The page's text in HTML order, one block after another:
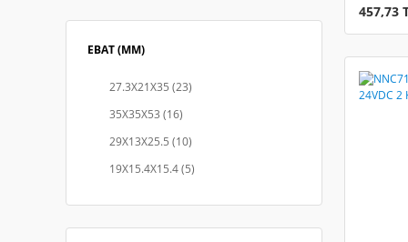
EBAT (MM)
27.3X21X35 (23)
35X35X53 (16)
29X13X25.5 (10)
19X15.4X15.4 (5)
457,73